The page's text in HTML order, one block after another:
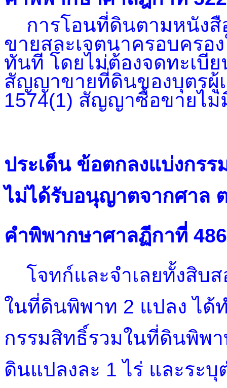
การโอนที่ดินตามหนังสื
ขายสละเจตนาครอบครอ
ทันที โดยไม่ต้องจดทะเบี
สัญญาขายที่ดินของบุตรผู้
1574(1) สัญญาซื้อขายไ
ประเด็น ข้อตกลงแบ่งกรร
ไม่ได้รับอนุญาตจากศาล
คำพิพากษาศาลฏีกาที่
โจทก์และจำเลยทั้งสิบ
ในที่ดินพิพาท 2 แปลง ได้
กรรมสิทธิ์รวมในที่ดินพิพ
ดินแปลงละ 1 ไร่ และระ